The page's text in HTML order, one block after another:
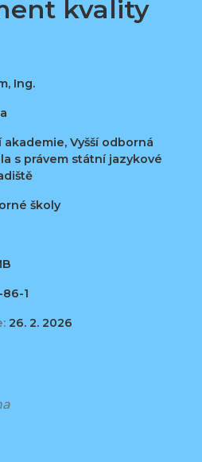
kvality
Ing.
Vyšší odborná
s právem státní jazykové
školy
1
26. 2. 2026